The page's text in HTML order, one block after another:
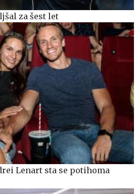
za šest let
Lenart sta se potihoma